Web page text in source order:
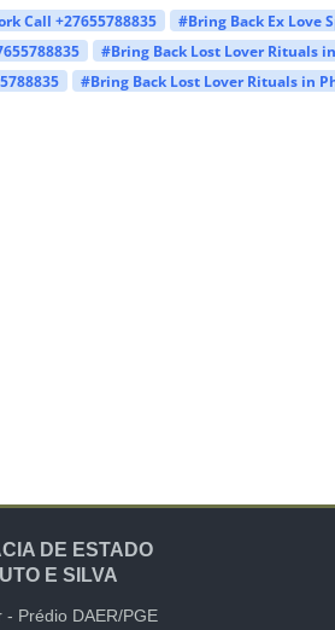
Call +27655788835
#Bring Back Ex Love
#Bring Back Lost Lover Rituals
#Bring Back Lost Lover Rituals in
DE ESTADO
E SILVA
- Prédio DAER/PGE